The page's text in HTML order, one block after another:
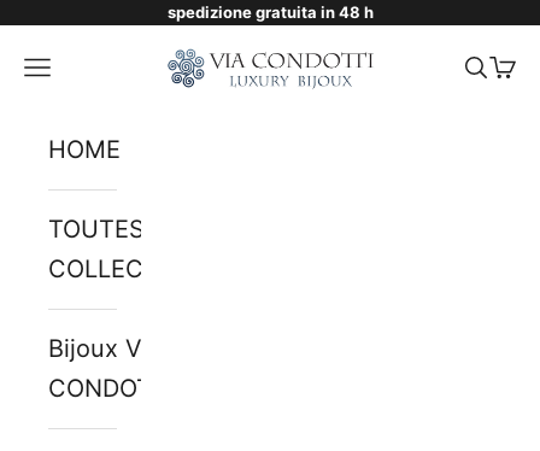
Passer au contenuspedizione gratuita in 48 h
Via Condotti Store
Menu
HOME
TOUTES LES
COLLECTIONS
Bijoux VIA
CONDOTTI